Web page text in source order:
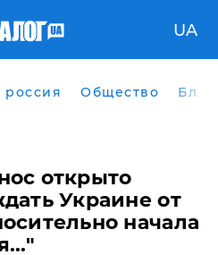
UA
россия Общество
открыто
Украине от
начала